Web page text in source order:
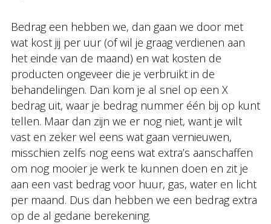
Bedrag een hebben we, dan gaan we door met
wat kost jij per uur (of wil je graag verdienen aan
het einde van de maand) en wat kosten de
producten ongeveer die je verbruikt in de
behandelingen. Dan kom je al snel op een X
bedrag uit, waar je bedrag nummer één bij op kunt
tellen. Maar dan zijn we er nog niet, want je wilt
vast en zeker wel eens wat gaan vernieuwen,
misschien zelfs nog eens wat extra’s aanschaffen
om nog mooier je werk te kunnen doen en zit je
aan een vast bedrag voor huur, gas, water en licht
per maand. Dus dan hebben we een bedrag extra
op de al gedane berekening.